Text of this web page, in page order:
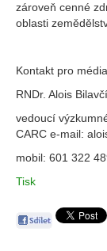
zároveň cenné
oblasti
Kontakt pro
RNDr. Alois
vedoucí
CARC e-mail:
mobil: 601 322
Tisk